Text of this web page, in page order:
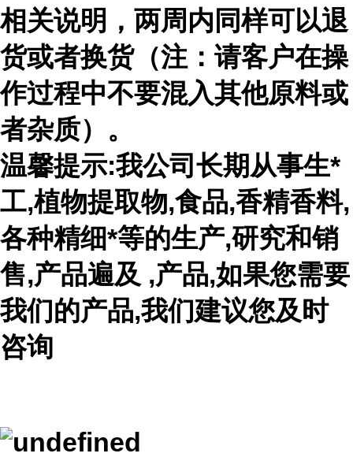
相关说明，两周内同样可以退
货或者换货（注：请客户在操
作过程中不要混入其他原料或
者杂质）。
温馨提示:我公司长期从事生*
工,植物提取物,食品,香精香料,
各种精细*等的生产,研究和销
售,产品遍及 ,产品,如果您需要
我们的产品,我们建议您及时
咨询